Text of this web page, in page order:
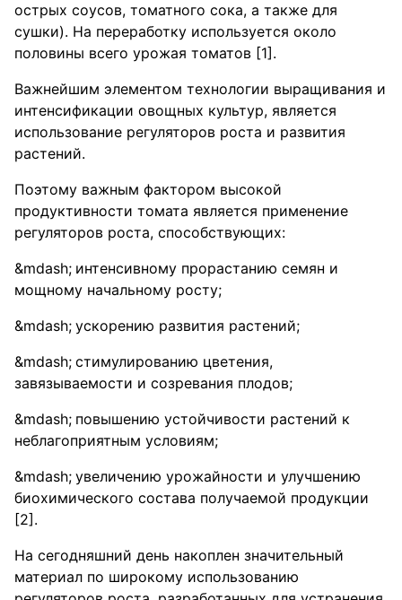
острых соусов, томатного сока, а также для
сушки). На переработку используется около
половины всего урожая томатов [1].
Важнейшим элементом технологии выращивания и
интенсификации овощных культур, является
использование регуляторов роста и развития
растений.
Поэтому важным фактором высокой
продуктивности томата является применение
регуляторов роста, способствующих:
интенсивному прорастанию семян и
мощному начальному росту;
ускорению развития растений;
стимулированию цветения,
завязываемости и созревания плодов;
повышению устойчивости растений к
неблагоприятным условиям;
увеличению урожайности и улучшению
биохимического состава получаемой продукции
[2].
На сегодняшний день накоплен значительный
материал по широкому использованию